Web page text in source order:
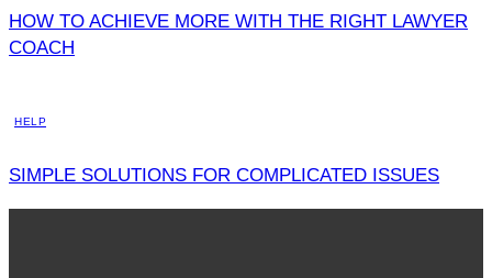
HOW TO ACHIEVE MORE WITH THE RIGHT LAWYER
COACH
HELP
SIMPLE SOLUTIONS FOR COMPLICATED ISSUES